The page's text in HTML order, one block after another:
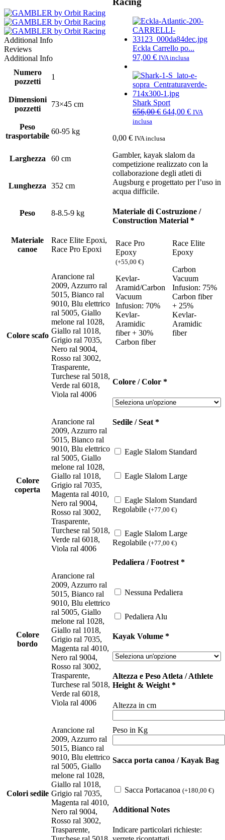
Eckla Carrello po...
97,00 € IVA inclusa
Shark Sport
656,00€ Il
era:
644,00 €IlIVA
inclusa
0,00 € IVA inclusa
Gambler, kayak slalom da
competizione realizzato con la
collaborazione degli atleti di
Augsburg e progettato per l’uso in
acqua difficile.
Materiale di Costruzione /
Construction Material *
Race Pro
Epoxy
(+55,00 €)
Kevlar-
Aramid/Carbon
Vacuum
Infusion: 70%
Kevlar-
Aramidic
fiber + 30%
Carbon fiber
Race Elite
Epoxy
Carbon
Vacuum
Infusion: 75%
Carbon fiber
+ 25%
Kevlar-
Aramidic
fiber
Colore / Color *
Sedile / Seat *
Eagle Slalom Standard
Eagle Slalom Large
Eagle Slalom Standard
Regolabile (+77,00 €)
Eagle Slalom Large
Regolabile (+77,00 €)
Pedaliera / Footrest *
Nessuna Pedaliera
Pedaliera Alu
Kayak Volume *
Altezza e Peso Atleta / Athlete
Height & Weight *
Altezza in cm
Peso in Kg
Sacca porta canoa / Kayak Bag
Sacca Portacanoa (+180,00 €)
Additional Notes
Indicare particolari richieste:
Additional Info
Reviews
Additional Info
Numero
pozzetti
1
Dimensioni
pozzetti
73×45 cm
Peso
trasportabile
60-95 kg
Larghezza 60 cm
Lunghezza 352 cm
Peso 8-8.5-9 kg
Materiale
canoe
Race Elite Epoxi,
Race Pro Epoxi
Colore scafo
Arancione ral
2009, Azzurro ral
5015, Bianco ral
9010, Blu elettrico
ral 5005, Giallo
melone ral 1028,
Giallo ral 1018,
Grigio ral 7035,
Nero ral 9004,
Rosso ral 3002,
Trasparente,
Turchese ral 5018,
Verde ral 6018,
Viola ral 4006
Colore
coperta
Arancione ral
2009, Azzurro ral
5015, Bianco ral
9010, Blu elettrico
ral 5005, Giallo
melone ral 1028,
Giallo ral 1018,
Grigio ral 7035,
Magenta ral 4010,
Nero ral 9004,
Rosso ral 3002,
Trasparente,
Turchese ral 5018,
Verde ral 6018,
Viola ral 4006
Colore
bordo
Arancione ral
2009, Azzurro ral
5015, Bianco ral
9010, Blu elettrico
ral 5005, Giallo
melone ral 1028,
Giallo ral 1018,
Grigio ral 7035,
Magenta ral 4010,
Nero ral 9004,
Rosso ral 3002,
Trasparente,
Turchese ral 5018,
Verde ral 6018,
Viola ral 4006
Colori sedile
Arancione ral
2009, Azzurro ral
5015, Bianco ral
9010, Blu elettrico
ral 5005, Giallo
melone ral 1028,
Giallo ral 1018,
Grigio ral 7035,
Magenta ral 4010,
Nero ral 9004,
Rosso ral 3002,
Trasparente,